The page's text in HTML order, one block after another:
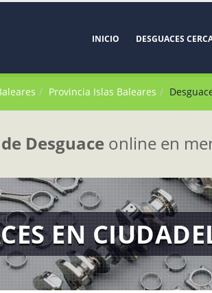
INICIO DESGUACES
Provincia Islas Baleares
Desguace online en
EN